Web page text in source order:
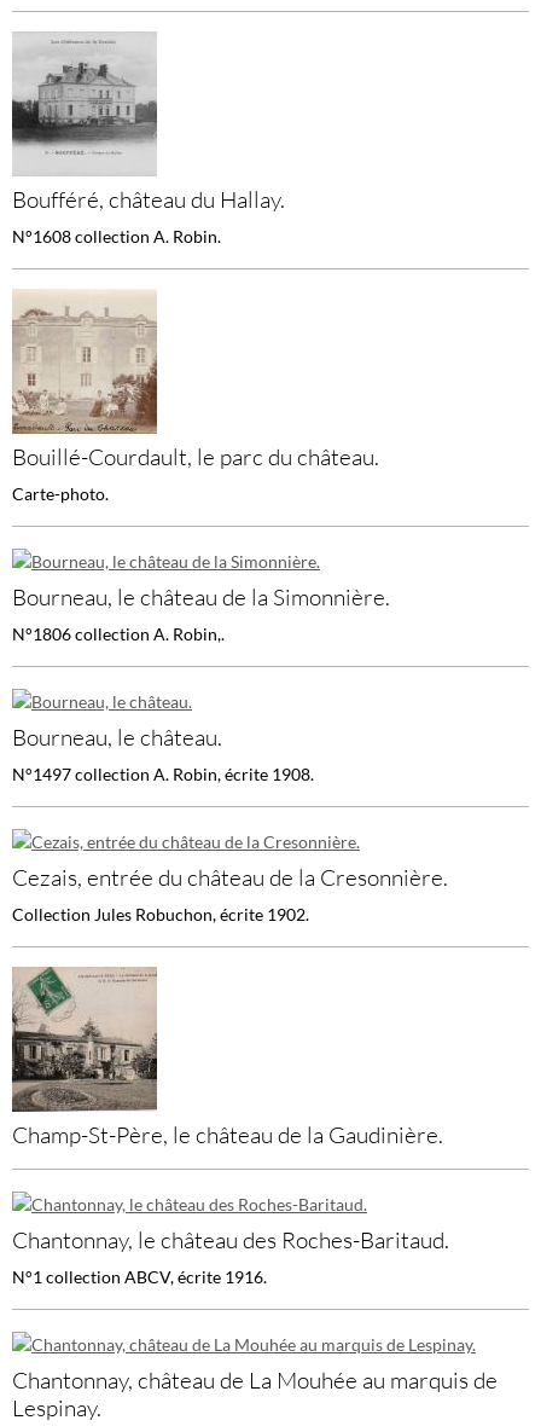
Boufféré, château du Hallay.
N°1608 collection A. Robin.
Bouillé-Courdault, le parc du château.
Carte-photo.
Bourneau, le château de la Simonnière.
N°1806 collection A. Robin,.
Bourneau, le château.
N°1497 collection A. Robin, écrite 1908.
Cezais, entrée du château de la Cresonnière.
Collection Jules Robuchon, écrite 1902.
Champ-St-Père, le château de la Gaudinière.
Chantonnay, le château des Roches-Baritaud.
N°1 collection ABCV, écrite 1916.
Chantonnay, château de La Mouhée au marquis de
Lespinay.